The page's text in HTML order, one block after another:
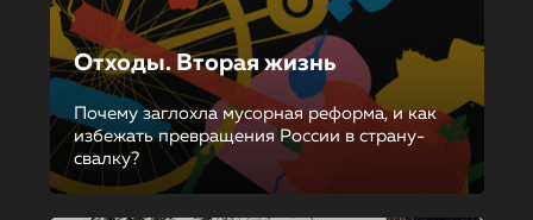
Отходы. Вторая жизнь
Почему заглохла мусорная реформа, и как
избежать превращения России в страну-
свалку?